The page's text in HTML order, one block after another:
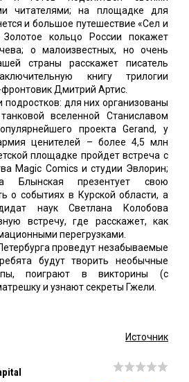
читателями; на площадке для
и большое путешествие «Сел и
кольцо России покажет
о малоизвестных, но очень
страны расскажет писатель
книгу трилогии
Дмитрий Артис.
для них организованы
вселенной Станиславом
проекта Gerand, у
ценителей – более 4,5 млн
площадке пройдет встреча с
Magic Comics и студии Эвлорин;
Блынская презентует свою
о событиях в Курской области, а
наук Светлана Колобова
встречу, где расскажет, как
перегрузками.
проведут незабываемые
будут творить необычные
поиграют в викторины (с
и узнают секреты Гжели.
Источник